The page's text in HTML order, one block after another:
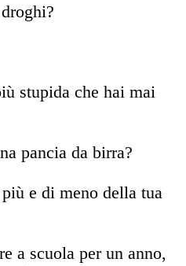
stupida che hai mai
pancia da birra?
e di meno della tua
a scuola per un anno,